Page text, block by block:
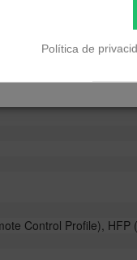
cancelación
Control Profile),
Política de